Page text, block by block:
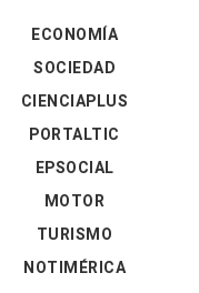
ECONOMÍA
SOCIEDAD
CIENCIAPLUS
PORTALTIC
EPSOCIAL
MOTOR
TURISMO
NOTIMÉRICA